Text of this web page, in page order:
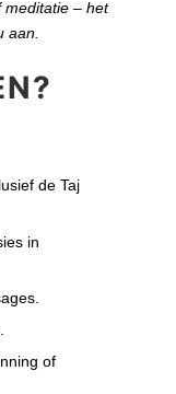
meditatie – het
aan.
de Taj
in
of